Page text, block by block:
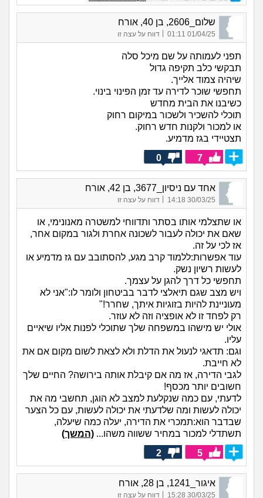
שלום_2606, בן 40, אורח
01/04/25 01:11
| דווח על עצה זו
תפני לעמותה על שם מיכל סלה
תבקשי כלב תקיפה גדול
שיהיה צמוד אלייך.
תחפשי שוכר לדירה עד זמן הפינוי בינוי.
כשיבנו את הבית מחדש
תוכלי להשכיר ולשכור במיקום רחוק
או למכור ולקנות חדש רחוק.
תצטיידי בגז מדמיע.
7
0
אחד עם ניסיון_3677, בן 42, אורח
30/03/25 14:18
| דווח על עצה זו
או שתצלמי אותו בסתר ותדווחי למשטרה מאנונימי, או
שאם את יכולה לעבור לשכונה אחרת ולגור במקום אחר,
אז לכי על זה.
עוד אפשרות:ללמוד קרב מגע, להסתובב עם גז מדמיע או
לעשות רשיון נשק.
תחפשי כל דרך להגן על עצמך.
ויש מצב שגם תיאלצי לדבר בביטחון ולומר לו:"אני לא
מעוניינת להיות בזוגיות איתך, שחרר!"
רק לפחד זו לא אופציה וזה לא עוזר.
אולי יש מישהו במשפחה שלך שתוכלי לפנות אליו שיאיים
עליו.
וגם: תדאגי לנעול את הדלת ולא לצאת לשום מקום אם את
לא חייבת.
לגבי הדירה, אז מה אם קיבלת אותה בירושה? החיים שלך
חשובים יותר מכסף!
לדעתי, עם כמה שנקלעת למצב לא הוגן, תחשבי מה את
יכולה לעשות ומה שלדעתי את יכולה לעשות, עם כל הצער
שבדבר הוא:תמכרי את הדירה, יעלה כמה שיעלה,
תשתדלי למכור במחיר ששווה משהו... (המשך)
5
2
איגור_1241, בן 28, אורח
30/03/25 15:28 דווח על עצה זו